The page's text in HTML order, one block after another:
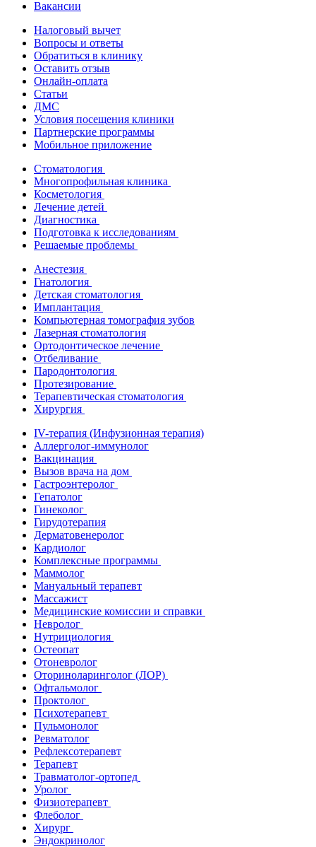
Вакансии
Налоговый вычет
Вопросы и ответы
Обратиться в клинику
Оставить отзыв
Онлайн-оплата
Статьи
ДМС
Условия посещения клиники
Партнерские программы
Мобильное приложение
Стоматология
Многопрофильная клиника
Косметология
Лечение детей
Диагностика
Подготовка к исследованиям
Решаемые проблемы
Анестезия
Гнатология
Детская стоматология
Имплантация
Компьютерная томография зубов
Лазерная стоматология
Ортодонтическое лечение
Отбеливание
Пародонтология
Протезирование
Терапевтическая стоматология
Хирургия
IV-терапия (Инфузионная терапия)
Аллерголог-иммунолог
Вакцинация
Вызов врача на дом
Гастроэнтеролог
Гепатолог
Гинеколог
Гирудотерапия
Дерматовенеролог
Кардиолог
Комплексные программы
Маммолог
Мануальный терапевт
Массажист
Медицинские комиссии и справки
Невролог
Нутрициология
Остеопат
Отоневролог
Оториноларинголог (ЛОР)
Офтальмолог
Проктолог
Психотерапевт
Пульмонолог
Ревматолог
Рефлексотерапевт
Терапевт
Травматолог-ортопед
Уролог
Физиотерапевт
Флеболог
Хирург
Эндокринолог